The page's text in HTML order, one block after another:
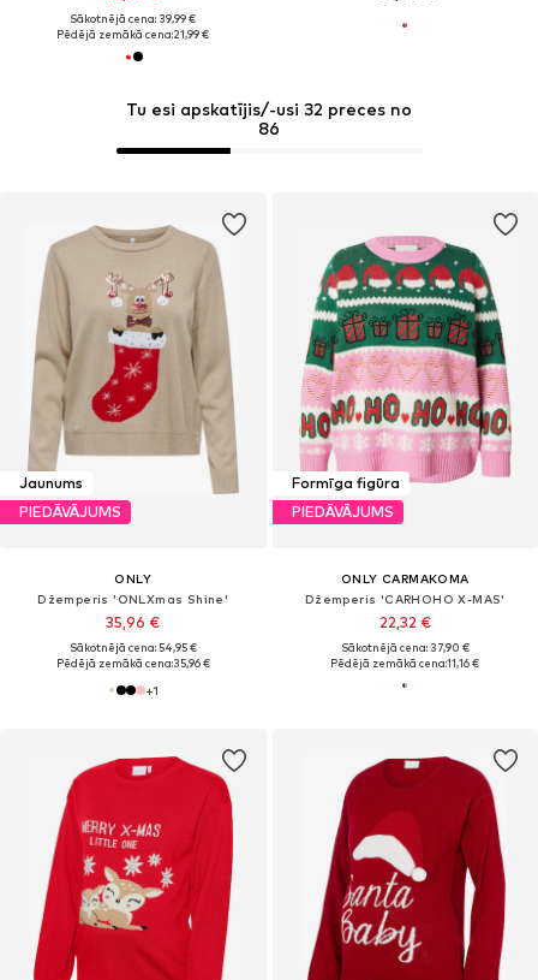
Sākotnējā cena: 39,99 €
Pēdējā zemākā cena:21,99 €
Jaunums
PIEDĀVĀJUMS
ONLY
Džemperis 'ONLXmas Shine'
35,96 €
Sākotnējā cena: 54,95 €
Pēdējā zemākā cena:35,96 €
+1
Formīga figūra
PIEDĀVĀJUMS
ONLY CARMAKOMA
Džemperis 'CARHOHO X-MAS'
22,32 €
Sākotnējā cena: 37,90 €
Pēdējā zemākā cena:11,16 €
Tu esi apskatījis/-usi 32 preces no
86